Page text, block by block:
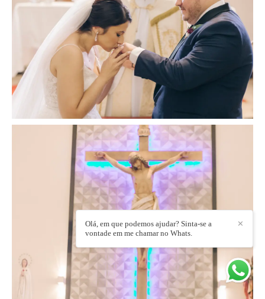
✕
Olá, em que podemos ajudar? Sinta-se a
vontade em me chamar no Whats.